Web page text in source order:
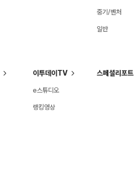
중기/벤처
일반
이투데이TV
e스튜디오
랭킹영상
스페셜리포트